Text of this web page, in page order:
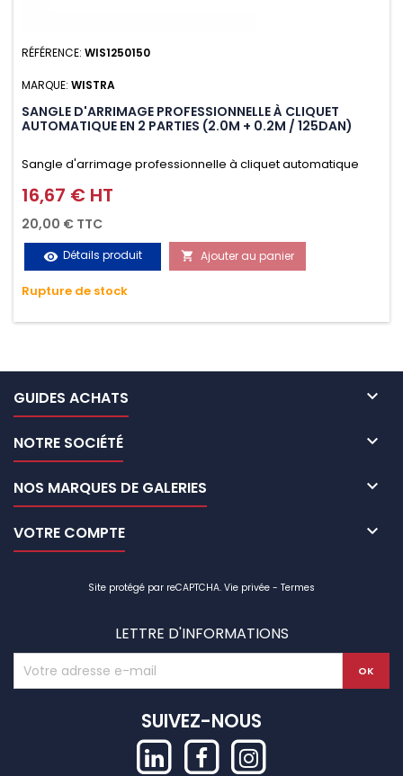
RÉFÉRENCE: WIS1250150
MARQUE: WISTRA
SANGLE D'ARRIMAGE PROFESSIONNELLE À CLIQUET
AUTOMATIQUE EN 2 PARTIES (2.0M + 0.2M / 125DAN)
Sangle d'arrimage professionnelle à cliquet automatique
avec crochet S en 2 parties (2.0M + 0.2M / 125daN), simple et
rapide d'utilisation. Permet d'arrimer et de sécuriser
vos chargements pendant le transport. Matière polyester
très résistante aux UV et aux variations de températures,
n'absorbe pas l'eau.
Prix
16,67 € HT
20,00 € TTC
visibility Détails produit  Ajouter au panier
Rupture de stock
GUIDES ACHATS 
NOTRE SOCIÉTÉ 
NOS MARQUES DE GALERIES 
VOTRE COMPTE 
Site protégé par reCAPTCHA. Vie privée - Termes
LETTRE D'INFORMATIONS
SUIVEZ-NOUS